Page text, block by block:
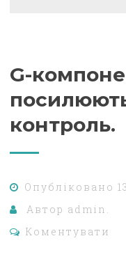
G-
контроль.
Опубліковано
Автор admin.
Коментувати